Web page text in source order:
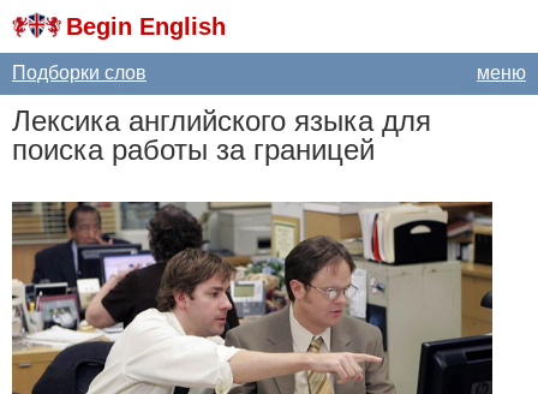
Begin English
меню
Подборки слов
Лексика английского языка для
поиска работы за границей